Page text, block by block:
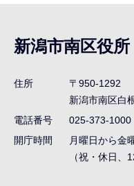
ナ
ビ
ゲ
シ
ョ
新潟市南区役所
住所
〒950-1292
新潟市南区白
電話番号
025-373-1000
開庁時間
月曜日から金
（祝・休日、